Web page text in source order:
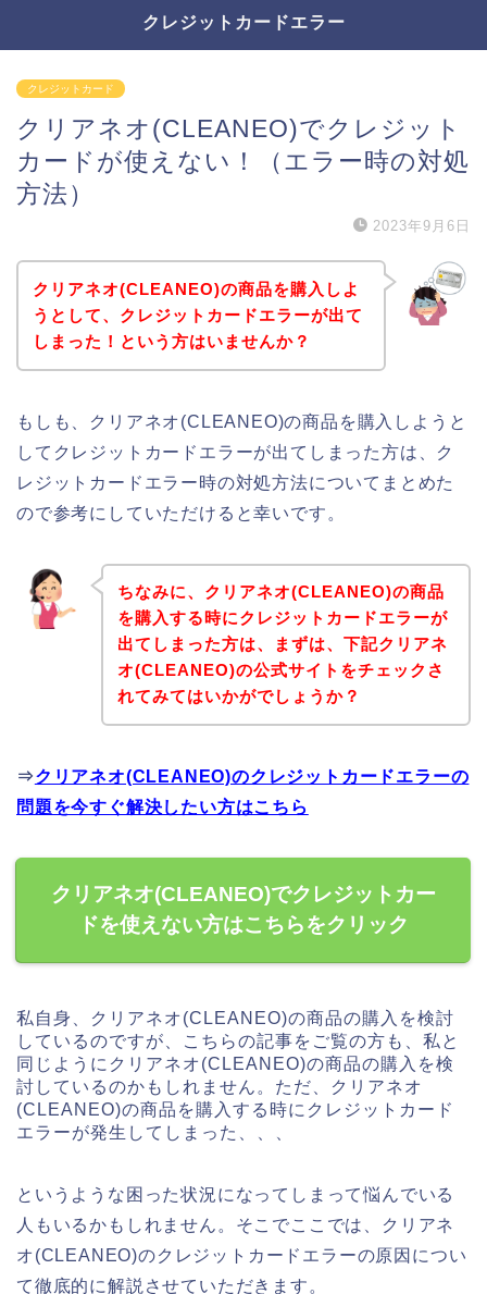
クレジットカードエラー
クレジットカード
クリアネオ(CLEANEO)でクレジット
カードが使えない！（エラー時の対処
方法）
2023年9月6日
クリアネオ(CLEANEO)の商品を購入しよ
うとして、クレジットカードエラーが出て
しまった！という方はいませんか？
もしも、クリアネオ(CLEANEO)の商品を購入しようと
してクレジットカードエラーが出てしまった方は、ク
レジットカードエラー時の対処方法についてまとめた
ので参考にしていただけると幸いです。
ちなみに、クリアネオ(CLEANEO)の商品
を購入する時にクレジットカードエラーが
出てしまった方は、まずは、下記クリアネ
オ(CLEANEO)の公式サイトをチェックさ
れてみてはいかがでしょうか？
⇒クリアネオ(CLEANEO)のクレジットカードエラーの
問題を今すぐ解決したい方はこちら
クリアネオ(CLEANEO)でクレジットカー
ドを使えない方はこちらをクリック
私自身、クリアネオ(CLEANEO)の商品の購入を検討
しているのですが、こちらの記事をご覧の方も、私と
同じようにクリアネオ(CLEANEO)の商品の購入を検
討しているのかもしれません。ただ、クリアネオ
(CLEANEO)の商品を購入する時にクレジットカード
エラーが発生してしまった、、、
というような困った状況になってしまって悩んでいる
人もいるかもしれません。そこでここでは、クリアネ
オ(CLEANEO)のクレジットカードエラーの原因につい
て徹底的に解説させていただきます。